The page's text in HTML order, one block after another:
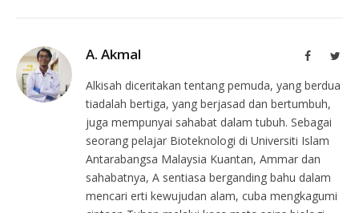
A. Akmal Facebook
Alkisah diceritakan tentang pemuda, yang berdua
tiadalah bertiga, yang berjasad dan bertumbuh,
juga mempunyai sahabat dalam tubuh. Sebagai
seorang pelajar Bioteknologi di Universiti Islam
Antarabangsa Malaysia Kuantan, Ammar dan
sahabatnya, A sentiasa berganding bahu dalam
mencari erti kewujudan alam, cuba mengkagumi